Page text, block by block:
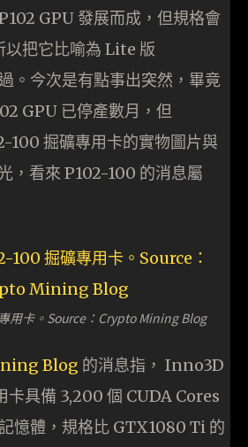
GPU 發展而成，但規格會
以把它比喻為 Lite 版
。今次是有點事出突然，畢竟
GPU 已停產數月，但
100 掘礦專用卡的實物圖片與
，看來 P102-100 的消息屬
用卡。Source：Crypto Mining Blog
Blog 的消息指， Inno3D
卡具備 3,200 個 CUDA Cores
憶體，規格比 GTX1080 Ti 的